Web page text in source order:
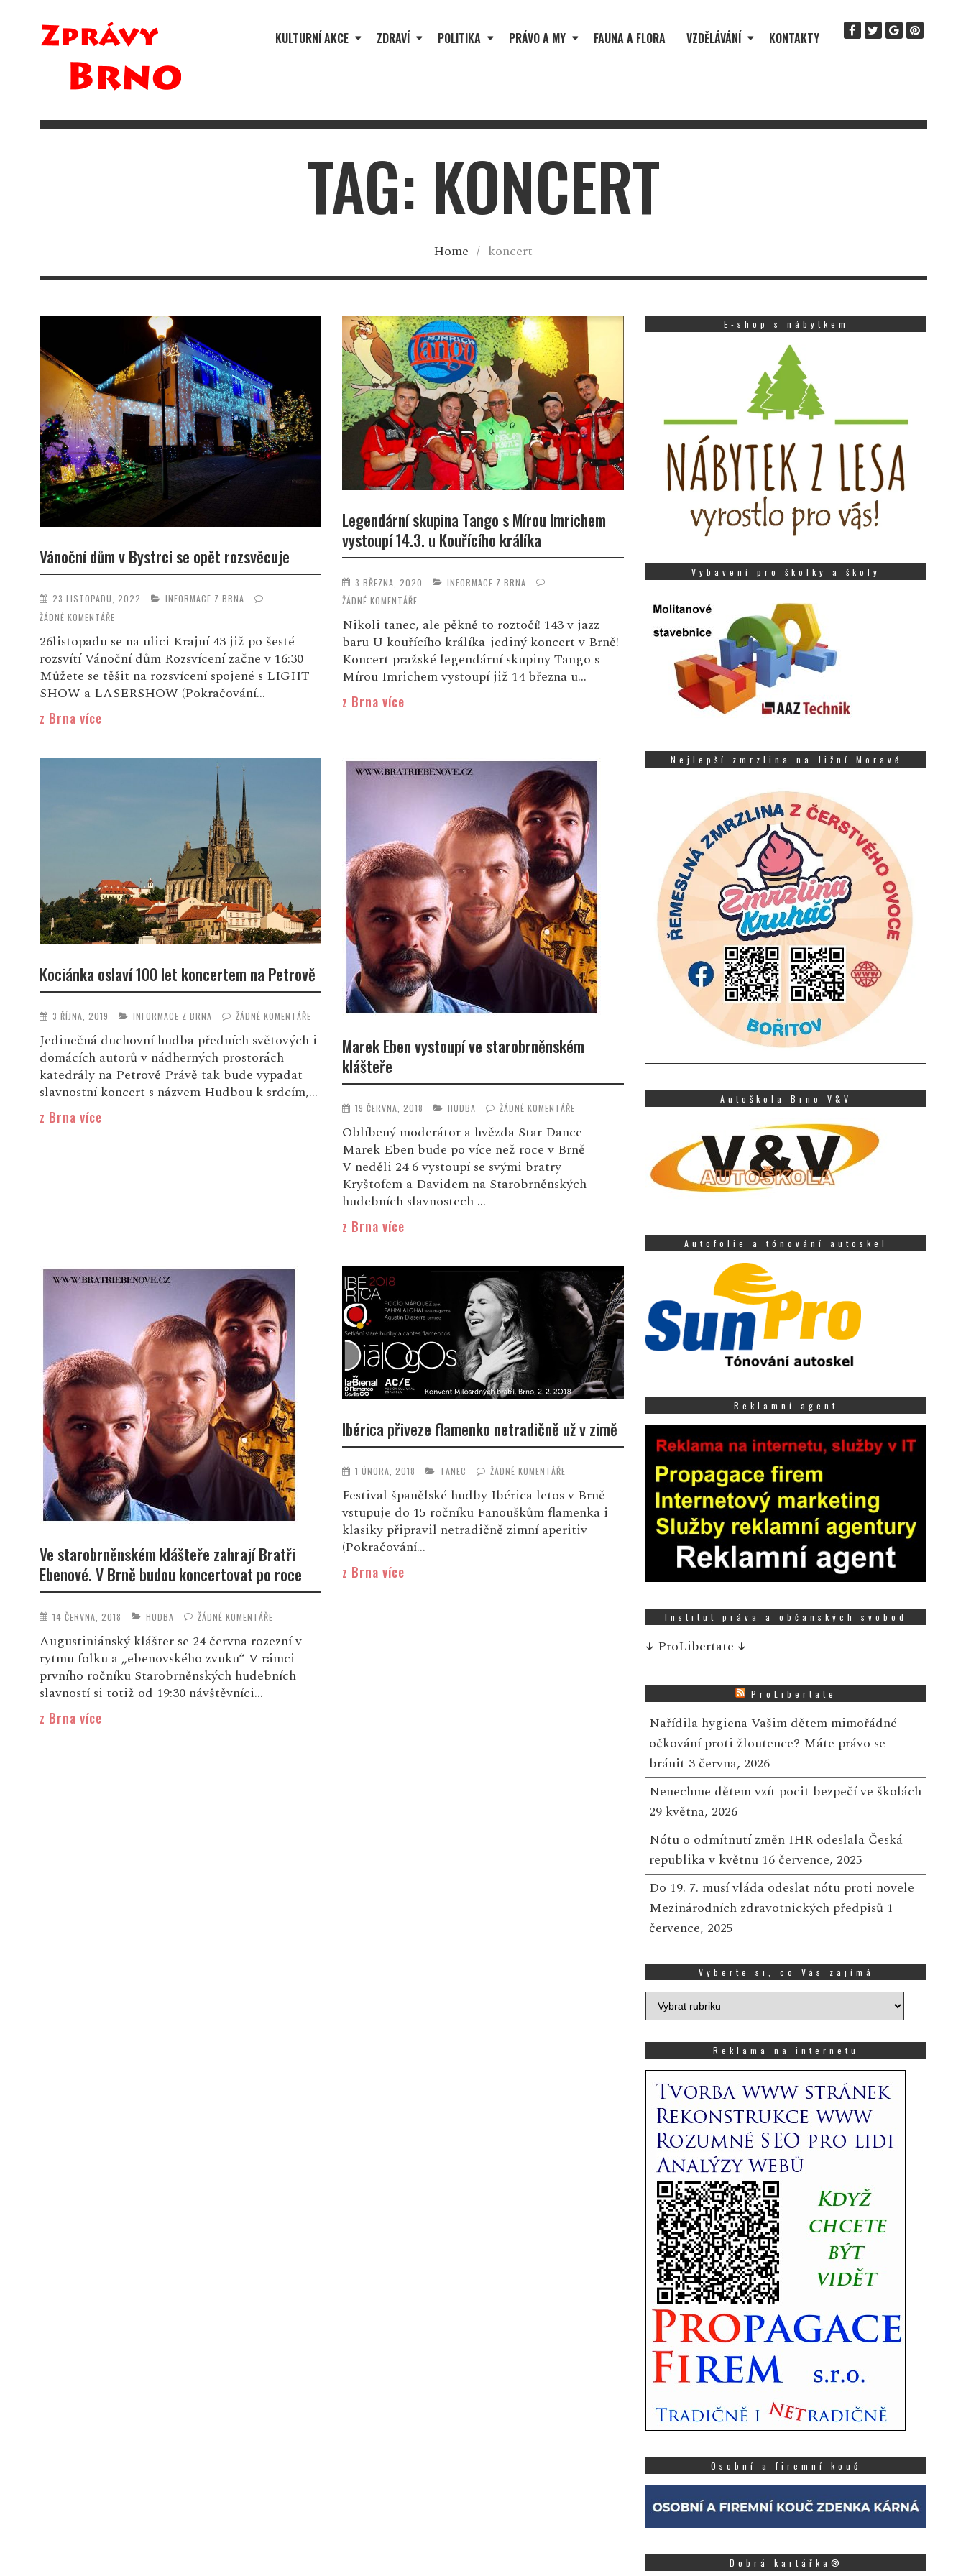
KULTURNÍ AKCE ZDRAVÍ POLITIKA PRÁVO A MY FAUNA A FLORA VZDĚLÁVÁNÍ KONTAKTY
TAG: KONCERT
Home / koncert
Vánoční dům v Bystrci se opět rozsvěcuje
23 LISTOPADU, 2022
INFORMACE Z BRNA
ŽÁDNÉ KOMENTÁŘE
26listopadu se na ulici Krajní 43 již po šesté
rozsvítí Vánoční dům Rozsvícení začne v 16:30
Můžete se těšit na rozsvícení spojené s LIGHT
SHOW a LASERSHOW (Pokračování...
z Brna více
Legendární skupina Tango s Mírou Imrichem
vystoupí 14.3. u Kouřícího králíka
3 BŘEZNA, 2020
INFORMACE Z BRNA
ŽÁDNÉ KOMENTÁŘE
Nikoli tanec, ale pěkně to roztočí! 143 v jazz
baru U kouřícího králíka-jediný koncert v Brně!
Koncert pražské legendární skupiny Tango s
Mírou Imrichem vystoupí již 14 března u...
z Brna více
Kociánka oslaví 100 let koncertem na Petrově
3 ŘÍJNA, 2019 INFORMACE Z BRNA ŽÁDNÉ KOMENTÁŘE
Jedinečná duchovní hudba předních světových i
domácích autorů v nádherných prostorách
katedrály na Petrově Právě tak bude vypadat
slavnostní koncert s názvem Hudbou k srdcím,...
z Brna více
Marek Eben vystoupí ve starobrněnském
klášteře
19 ČERVNA, 2018 HUDBA ŽÁDNÉ KOMENTÁŘE
Oblíbený moderátor a hvězda Star Dance
Marek Eben bude po více než roce v Brně
V neděli 24 6 vystoupí se svými bratry
Kryštofem a Davidem na Starobrněnských
hudebních slavnostech ...
z Brna více
Ve starobrněnském klášteře zahrají Bratři
Ebenové. V Brně budou koncertovat po roce
14 ČERVNA, 2018 HUDBA ŽÁDNÉ KOMENTÁŘE
Augustiniánský klášter se 24 června rozezní v
rytmu folku a „ebenovského zvuku“ V rámci
prvního ročníku Starobrněnských hudebních
slavností si totiž od 19:30 návštěvníci...
z Brna více
Ibérica přiveze flamenko netradičně už v zimě
1 ÚNORA, 2018 TANEC ŽÁDNÉ KOMENTÁŘE
Festival španělské hudby Ibérica letos v Brně
vstupuje do 15 ročníku Fanouškům flamenka i
klasiky připravil netradičně zimní aperitiv
(Pokračování...
z Brna více
E-shop s nábytkem
Vybavení pro školky a školy
Nejlepší zmrzlina na Jižní Moravě
Autoškola Brno V&V
Autofolie a tónování autoskel
Reklamní agent
Institut práva a občanských svobod
↓ ProLibertate ↓
ProLibertate
Nařídila hygiena Vašim dětem mimořádné
očkování proti žloutence? Máte právo se
bránit 3 června, 2026
Nenechme dětem vzít pocit bezpečí ve školách
29 května, 2026
Nótu o odmítnutí změn IHR odeslala Česká
republika v květnu 16 července, 2025
Do 19. 7. musí vláda odeslat nótu proti novele
Mezinárodních zdravotnických předpisů 1
července, 2025
Vyberte si, co Vás zajímá
Vyberte
si,
zajímá
Reklama na internetu
Osobní a firemní kouč
Dobrá kartářka®